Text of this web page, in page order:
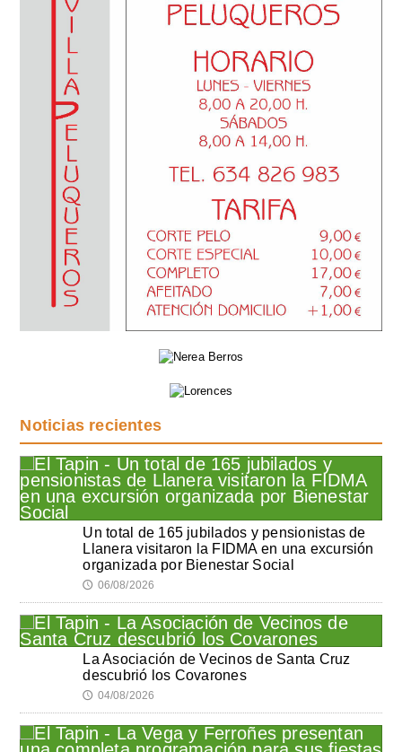
Noticias recientes
Un total de 165 jubilados y pensionistas de
Llanera visitaron la FIDMA en una excursión
organizada por Bienestar Social
🕔 06/08/2026
La Asociación de Vecinos de Santa Cruz
descubrió los Covarones
🕔 04/08/2026